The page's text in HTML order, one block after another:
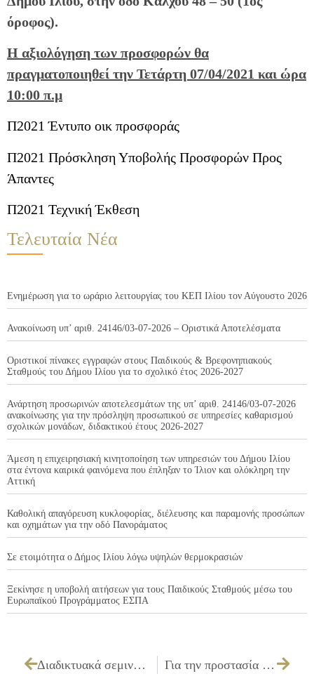
όροφος).
Η αξιολόγηση των προσφορών θα
πραγματοποιηθεί την Τετάρτη 07/04/2021 και ώρα
10:00 π.μ
Π2021 Έντυπο οικ προσφοράς
Π2021 Πρόσκληση Υποβολής Προσφορών Προς
Άπαντες
Π2021 Τεχνική Έκθεση
Τελευταία Νέα
Ενημέρωση για το ωράριο λειτουργίας του ΚΕΠ Ιλίου τον Αύγουστο 2026
Ανακοίνωση υπ’ αριθ. 24146/03-07-2026 – Οριστικά Αποτελέσματα
Οριστικοί πίνακες εγγραφών στους Παιδικούς & Βρεφονηπιακούς
Σταθμούς του Δήμου Ιλίου για το σχολικό έτος 2026-2027
Ανάρτηση προσωρινών αποτελεσμάτων της υπ’ αριθ. 24146/03-07-2026
ανακοίνωσης για την πρόσληψη προσωπικού σε υπηρεσίες καθαρισμού
σχολικών μονάδων, διδακτικού έτους 2026-2027
Άμεση η επιχειρησιακή κινητοποίηση των υπηρεσιών του Δήμου Ιλίου
στα έντονα καιρικά φαινόμενα που έπληξαν το Ίλιον και ολόκληρη την
Αττική
Καθολική απαγόρευση κυκλοφορίας, διέλευσης και παραμονής προσώπων
και οχημάτων για την οδό Πανοράματος
Σε ετοιμότητα ο Δήμος Ιλίου λόγω υψηλών θερμοκρασιών
Ξεκίνησε η υποβολή αιτήσεων για τους Παιδικούς Σταθμούς μέσω του
Ευρωπαϊκού Προγράμματος ΕΣΠΑ
Διαδικτυακά σεμινάρια του Προγράμματος Αγωγής Υγείας για Παιδιά Για την προστασία της δημόσιας υγείας κλειστές θα παραμείνουν οι Παιδικές Χαρές του Δήμου Ιλίου